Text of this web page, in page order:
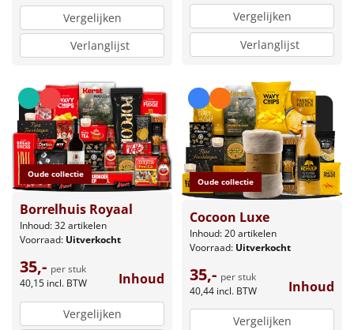
Vergelijken
Verlanglijst
Vergelijken
Verlanglijst
Oude collectie
Borrelhuis Royaal
Inhoud: 32 artikelen
Voorraad: Uitverkocht
35,- per stuk
40,15 incl. BTW Inhoud
Vergelijken
Oude collectie
Cocoon Luxe
Inhoud: 20 artikelen
Voorraad: Uitverkocht
35,- per stuk
40,44 incl. BTW Inhoud
Vergelijken